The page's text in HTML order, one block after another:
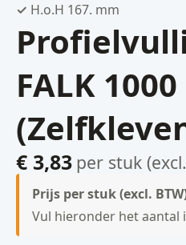
✓ H.o.H 167. mm
FALK 1000
€ 3,83 per stuk
Prijs per stuk (excl.
Vul hieronder het aantal